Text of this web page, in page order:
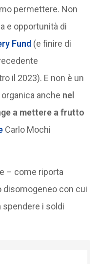
permettere. Non
e opportunità di
Fund (e finire di
il 2023). E non è un
anche nel
a mettere a frutto
Carlo Mochi
– come riporta
disomogeneo con cui
spendere i soldi